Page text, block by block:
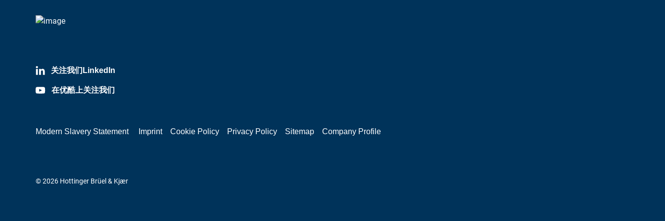
关注我们LinkedIn
在优酷上关注我们
Modern Slavery Statement Imprint Cookie Policy Privacy Policy Sitemap Company Profile
© 2026 Hottinger Brüel & Kjær